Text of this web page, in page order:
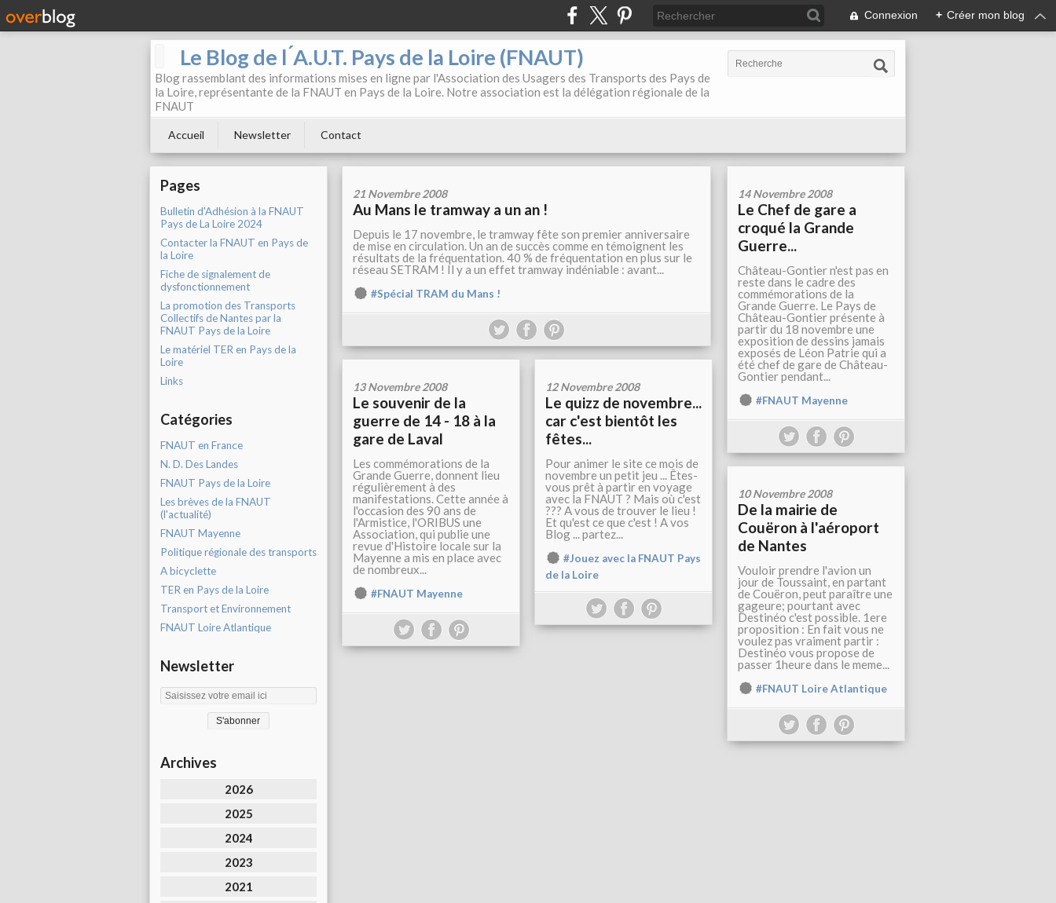
Connexion + Créer mon blog
Le Blog de l ́A.U.T. Pays de la Loire (FNAUT)
Blog rassemblant des informations mises en ligne par l'Association des Usagers des Transports des Pays de
la Loire, représentante de la FNAUT en Pays de la Loire. Notre association est la délégation régionale de la
FNAUT
Accueil Newsletter Contact
Pages
Bulletin d'Adhésion à la FNAUT
Pays de La Loire 2024
Contacter la FNAUT en Pays de
la Loire
Fiche de signalement de
dysfonctionnement
La promotion des Transports
Collectifs de Nantes par la
FNAUT Pays de la Loire
Le matériel TER en Pays de la
Loire
Links
Catégories
FNAUT en France
N. D. Des Landes
FNAUT Pays de la Loire
Les brèves de la FNAUT
(l'actualité)
FNAUT Mayenne
Politique régionale des transports
A bicyclette
TER en Pays de la Loire
Transport et Environnement
FNAUT Loire Atlantique
Newsletter
Archives
2026
2025
2024
2023
2021
21 Novembre 2008
Au Mans le tramway a un an !
Depuis le 17 novembre, le tramway fête son premier anniversaire
de mise en circulation. Un an de succès comme en témoignent les
résultats de la fréquentation. 40 % de fréquentation en plus sur le
réseau SETRAM ! Il y a un effet tramway indéniable : avant...
#Spécial TRAM du Mans !
14 Novembre 2008
Le Chef de gare a
croqué la Grande
Guerre...
Château-Gontier n'est pas en
reste dans le cadre des
commémorations de la
Grande Guerre. Le Pays de
Château-Gontier présente à
partir du 18 novembre une
exposition de dessins jamais
exposés de Léon Patrie qui a
été chef de gare de Château-
Gontier pendant...
#FNAUT Mayenne
13 Novembre 2008
Le souvenir de la
guerre de 14 - 18 à la
gare de Laval
Les commémorations de la
Grande Guerre, donnent lieu
régulièrement à des
manifestations. Cette année à
l'occasion des 90 ans de
l'Armistice, l'ORIBUS une
Association, qui publie une
revue d'Histoire locale sur la
Mayenne a mis en place avec
de nombreux...
#FNAUT Mayenne
12 Novembre 2008
Le quizz de novembre...
car c'est bientôt les
fêtes...
Pour animer le site ce mois de
novembre un petit jeu ... Êtes-
vous prêt à partir en voyage
avec la FNAUT ? Mais où c'est
??? A vous de trouver le lieu !
Et qu'est ce que c'est ! A vos
Blog ... partez...
#Jouez avec la FNAUT Pays
de la Loire
10 Novembre 2008
De la mairie de
Couëron à l'aéroport
de Nantes
Vouloir prendre l'avion un
jour de Toussaint, en partant
de Couëron, peut paraître une
gageure; pourtant avec
Destinéo c'est possible. 1ere
proposition : En fait vous ne
voulez pas vraiment partir :
Destinéo vous propose de
passer 1heure dans le meme...
#FNAUT Loire Atlantique